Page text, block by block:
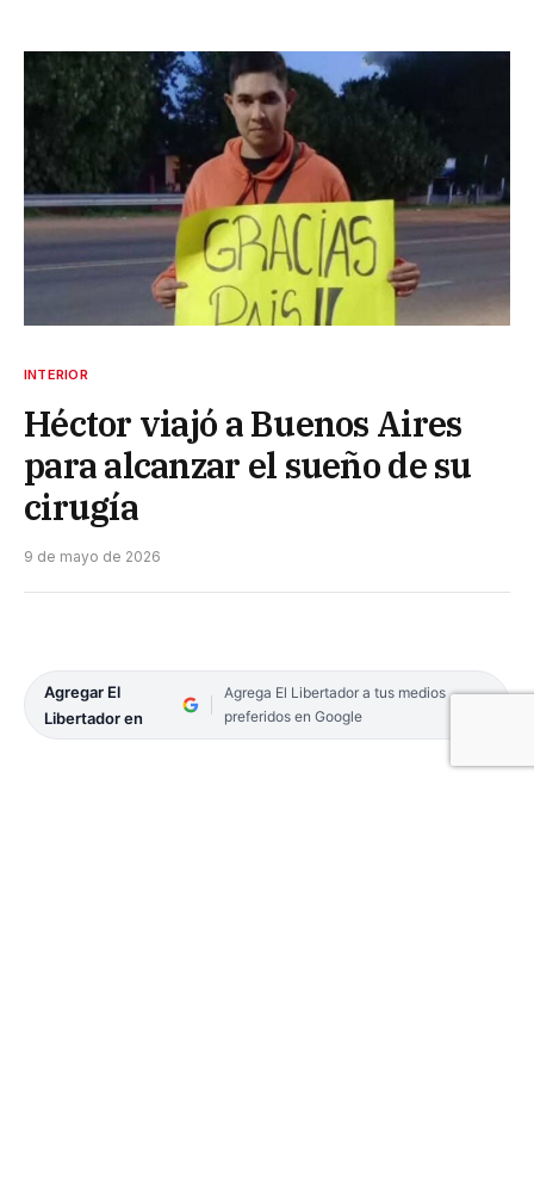
INTERIOR
Héctor viajó a Buenos Aires
para alcanzar el sueño de su
cirugía
9 de mayo de 2026
Agregar El
Libertador en
Agrega El Libertador a tus medios
preferidos en Google